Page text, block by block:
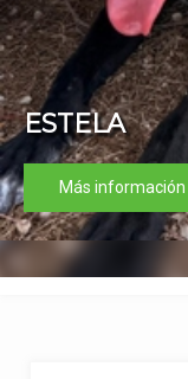
ESTELA
Más información
SCOTT
Más información